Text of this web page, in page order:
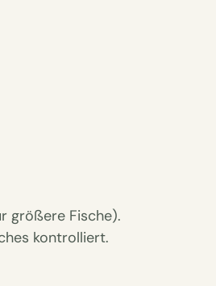
größere Fische).
kontrolliert.